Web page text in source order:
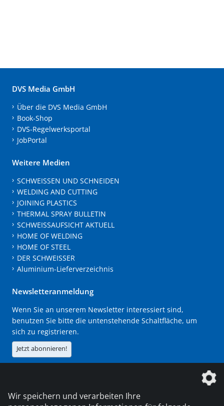
DVS Media GmbH
Über die DVS Media GmbH
Book-Shop
DVS-Regelwerksportal
JobPortal
Weitere Medien
SCHWEISSEN UND SCHNEIDEN
WELDING AND CUTTING
JOINING PLASTICS
THERMAL SPRAY BULLETIN
SCHWEISSAUFSICHT AKTUELL
HOME OF WELDING
HOME OF STEEL
DER SCHWEISSER
Aluminium-Lieferverzeichnis
Newsletteranmeldung
Wenn Sie an unserem Newsletter interessiert sind,
benutzen Sie bitte die untenstehende Schaltfläche, um
sich zu registrieren.
Jetzt abonnieren!
Die DVS Media GmbH ist ein Unternehmen der
Wir speichern und verarbeiten Ihre